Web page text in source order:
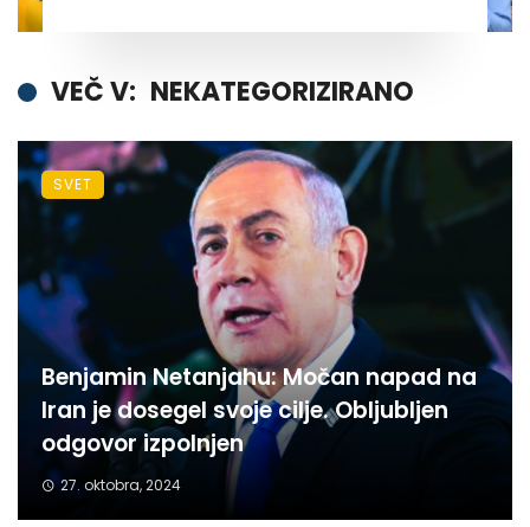
VEČ V: NEKATEGORIZIRANO
Benjamin Netanjahu: Močan napad na
Iran je dosegel svoje cilje. Obljubljen
odgovor izpolnjen
27. oktobra, 2024
SVET